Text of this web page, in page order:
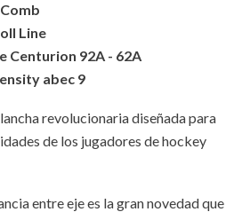
Line
Centurion 92A - 62A
abec 9
revolucionaria diseñada para
de los jugadores de hockey
entre eje es la gran novedad que